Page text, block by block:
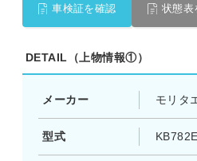
車検証を確認 状態表
DETAIL（上物情報①）
メーカー モリタ
型式 KB782E